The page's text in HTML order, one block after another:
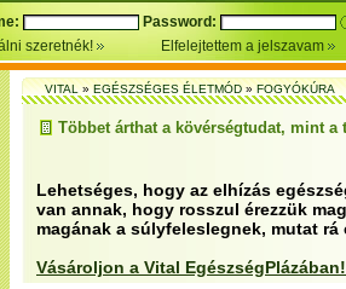
Password:
szeretnék!
Elfelejtettem a jelszavam
VITAL»EGÉSZSÉGES ÉLETMÓD»FOGYÓKÚRA
Többet árthat a kövérségtudat, mint a
Lehetséges, hogy az elhízás
van annak, hogy rosszul érezzük
magának a súlyfeleslegnek, mutat rá
Vásároljon a Vital EgészségPlázában!